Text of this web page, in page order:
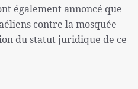
également annoncé que
contre la mosquée
du statut juridique de ce